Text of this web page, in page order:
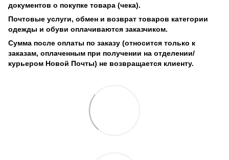
документов о покупке товара (чека).
Почтовые услуги, обмен и возврат товаров категории
одежды и обуви оплачиваются заказчиком.
Сумма после оплаты по заказу (относится только к
заказам, оплаченным при получении на отделении/
курьером Новой Почты) не возвращается клиенту.